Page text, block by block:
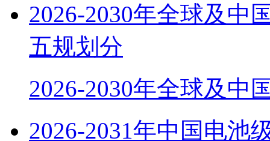
2026-2030年全球及中
五规划分
2026-2030年全球及中
2026-2031年中国电池